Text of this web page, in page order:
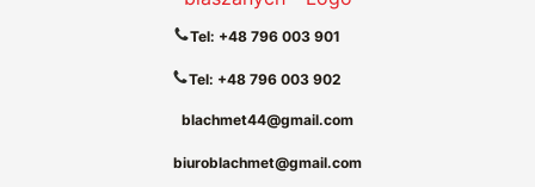
Tel: +48 796 003 901
Tel: +48 796 003 902
blachmet44@gmail.com
biuroblachmet@gmail.com